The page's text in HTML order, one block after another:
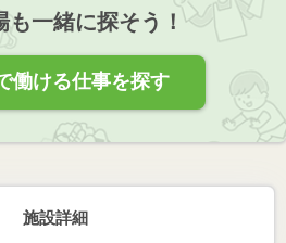
も一緒に探そう！
働ける仕事を探す
施設詳細